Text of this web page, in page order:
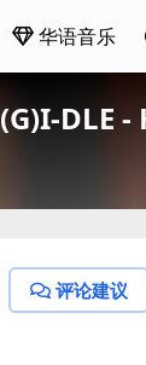
华语音乐
(G)I-DLE
评论建议